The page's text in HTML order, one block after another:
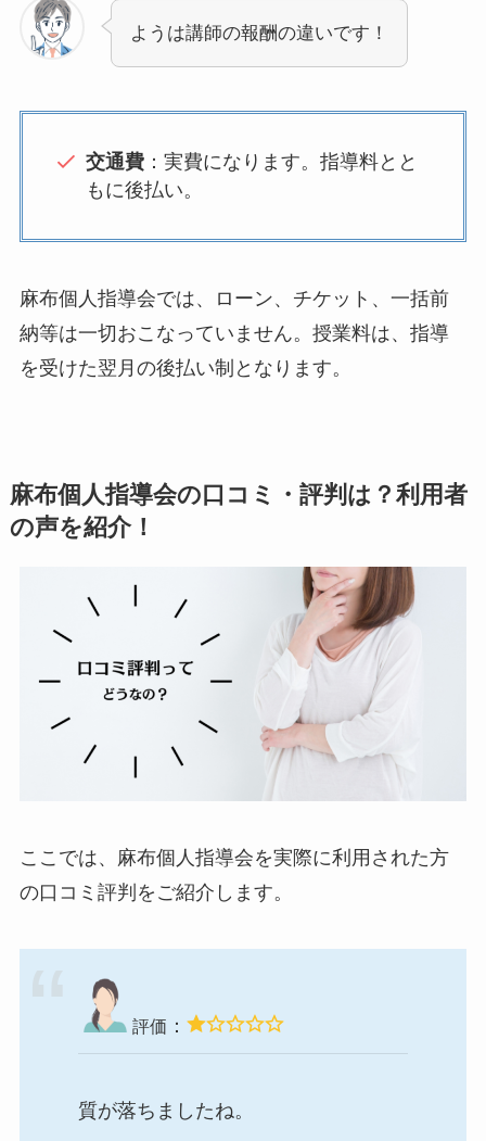
ようは講師の報酬の違いです！
交通費 ：実費になります。指導料とと
もに後払い。
麻布個人指導会では、ローン、チケット、一括前
納等は一切おこなっていません。授業料は、指導
を受けた翌月の後払い制となります。
麻布個人指導会の口コミ・評判は？利用者
の声を紹介！
ここでは、麻布個人指導会を実際に利用された方
の口コミ評判をご紹介します。
評価 ：
質が落ちましたね。